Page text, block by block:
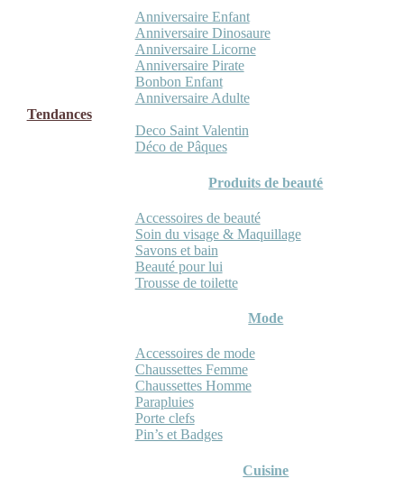
Anniversaire Enfant
Anniversaire Dinosaure
Anniversaire Licorne
Anniversaire Pirate
Bonbon Enfant
Anniversaire Adulte
Tendances
Deco Saint Valentin
Déco de Pâques
Produits de beauté
Accessoires de beauté
Soin du visage & Maquillage
Savons et bain
Beauté pour lui
Trousse de toilette
Mode
Accessoires de mode
Chaussettes Femme
Chaussettes Homme
Parapluies
Porte clefs
Pin’s et Badges
Cuisine